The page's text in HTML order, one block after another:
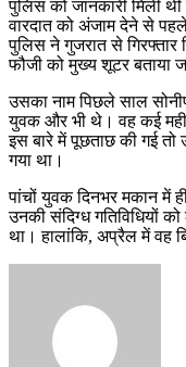
पुलिस को जानकारी मिली
वारदात को अंजाम देने से
पुलिस ने गुजरात से गिरफ्तार
फौजी को मुख्य शूटर बताया
उसका नाम पिछले साल
युवक और भी थे। वह कई
इस बारे में पूछताछ की गई तो
गया था।
पांचों युवक दिनभर मकान में
उनकी संदिग्ध गतिविधियों
था। हालांकि, अप्रैल में वह